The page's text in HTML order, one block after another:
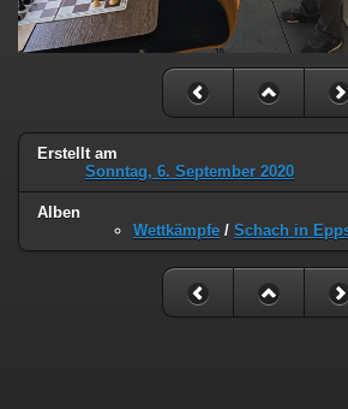
Erstellt am
Sonntag, 6. September 2020
Alben
Wettkämpfe / Schach in